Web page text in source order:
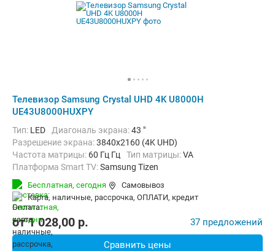
Телевизор Samsung Crystal UHD 4K U8000H
UE43U8000HUXPY
Тип: LED Диагональ экрана:43 "
Разрешение экрана:3840x2160 (4K UHD)
Частота матрицы: 60 Гц Гц Тип матрицы:VA
Платформа Smart TV:Samsung Tizen
Беспроводные интерфейсы:
Бесплатная, сегодня
Самовывоз
карта, наличные, рассрочка, ОПЛАТИ, кредит
от1 028,00 p. 37 предложений
Сравнить цены